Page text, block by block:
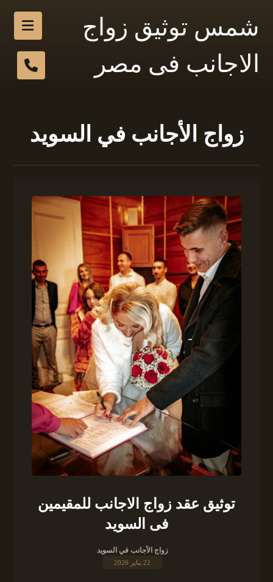
شمس توثيق زواج
الاجانب فى مصر
زواج الأجانب في السويد
توثيق عقد زواج الاجانب للمقيمين
فى السويد
زواج الأجانب في السويد
22 يناير 2026